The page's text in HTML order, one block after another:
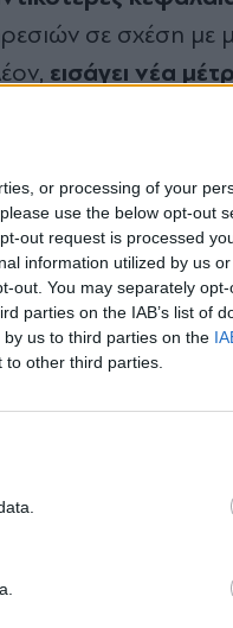
or processing of your
use the below opt-out
out request is processed
information utilized by us
out. You may separately
parties on the IAB’s list of
us to third parties on the
other third parties.
σε σχέση με
εισάγει νέα
ΕΕ,
ή
της ΕΕ, καθώς
βασικές κρατικές
της
βάση της Ρωσίας.
ρωσικής ελίτ σε
τη μεταφορά ή
και θα
χρήσης